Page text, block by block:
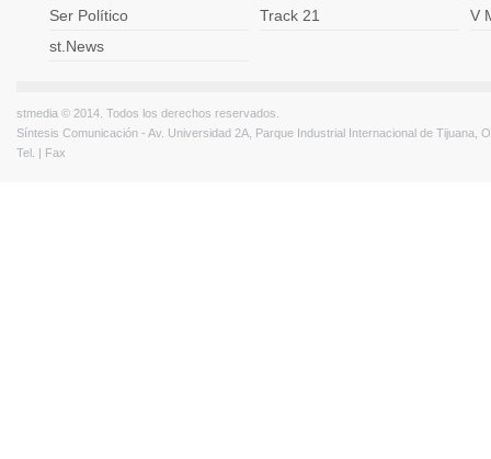
Ser Político
Track 21
V
st.News
stmedia © 2014. Todos los derechos reservados.
Síntesis Comunicación - Av. Universidad 2A, Parque Industrial Internacional de Tijuana,
Tel. | Fax